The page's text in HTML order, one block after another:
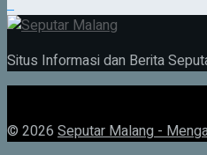
Situs Informasi dan Berita
© 2026 Seputar Malang -